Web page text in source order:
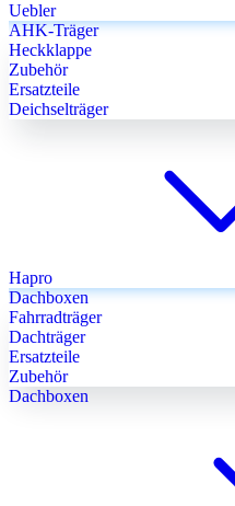
Uebler
AHK-Träger
Heckklappe
Zubehör
Ersatzteile
Deichselträger
Hapro
Dachboxen
Fahrradträger
Dachträger
Ersatzteile
Zubehör
Dachboxen